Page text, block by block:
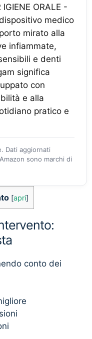
IGIENE ORALE -
medico
mirato alla
infiammate,
e denti
significa
con
e alla
pratico e
Dati aggiornati
sono marchi di
[apri]
conto dei